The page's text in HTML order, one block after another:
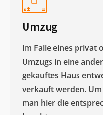
Umzug
Im Falle eines privat
Umzugs in eine
gekauftes Haus
verkauft werden.
man hier die